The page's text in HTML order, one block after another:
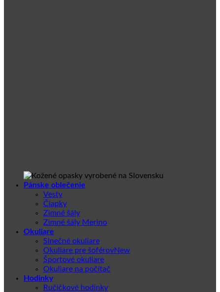
Pánske oblečenie
Vesty
Čiapky
Zimné šály
Zimné šály Merino
Okuliare
Slnečné okuliare
Okuliare pre šoférov
Športové okuliare
Okuliare na počítač
Hodinky
Ručičkové hodinky